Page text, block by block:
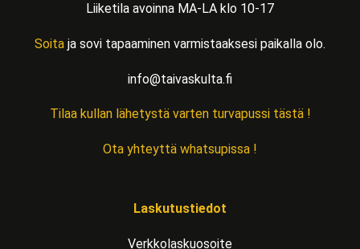
Liiketila avoinna MA-LA klo 10-17
Soita ja sovi tapaaminen varmistaaksesi paikalla olo.
info@taivaskulta.fi
Tilaa kullan lähetystä varten turvapussi tästä !
Ota yhteyttä whatsupissa !
Laskutustiedot
Verkkolaskuosoite